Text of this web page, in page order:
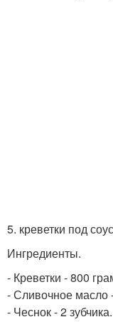
5. креветки под
Ингредиенты.
- Креветки - 800
- Сливочное масло
- Чеснок - 2 зубчика.